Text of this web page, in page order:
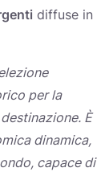
diffuse in
per la
È
dinamica,
capace di